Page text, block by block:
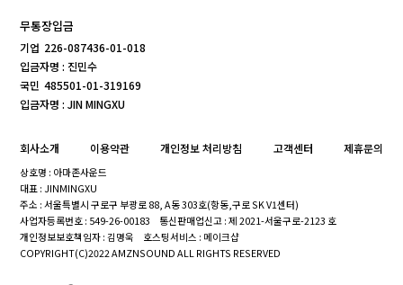
무통장입금
기업 226-087436-01-018
입금자명 : 진민수
국민 485501-01-319169
입금자명 : JIN MINGXU
회사소개 이용약관 개인정보 처리방침 고객센터 제휴문의
상호명 : 아마존사운드
대표 : JINMINGXU
주소 : 서울특별시 구로구 부광로 88, A동 303호(항동,구로 SK V1센터)
사업자등록번호 : 549-26-00183
통신판매업신고 : 제 2021-서울구로-2123 호
개인정보보호책임자 : 김명욱
호스팅서비스 : 메이크샵
COPYRIGHT(C)2022 AMZNSOUND ALL RIGHTS RESERVED